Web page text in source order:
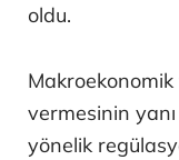
oldu.
Makroekonomik
vermesinin
yönelik